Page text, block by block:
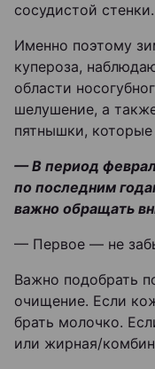
сосудистой стенки.
Именно поэтому
купероза,
области
шелушение, а
пятнышки, которые
— В период
по последним
важно обращать
— Первое — не
Важно подобрать
очищение. Если
брать молочко.
или жирная/